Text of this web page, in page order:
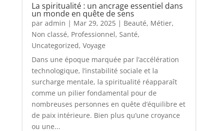
La spiritualité : un ancrage essentiel dans
un monde en quête de sens
par admin | Mar 29, 2025| Beauté, Métier,
Non classé, Professionnel, Santé,
Uncategorized, Voyage
Dans une époque marquée par l’accélération
technologique, l’instabilité sociale et la
surcharge mentale, la spiritualité réapparaît
comme un pilier fondamental pour de
nombreuses personnes en quête d’équilibre et
de paix intérieure. Bien plus qu’une croyance
ou une...